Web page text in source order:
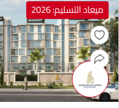
ميعاد التسليم: 2026